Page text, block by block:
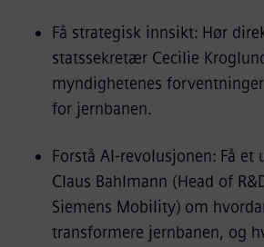
Få strategisk innsikt: Hør
statssekretær Cecilie
myndighetenes
for jernbanen.
Forstå AI-revolusjonen: Få
Claus Bahlmann (Head of
Siemens Mobility) om
transformere jernbanen, og